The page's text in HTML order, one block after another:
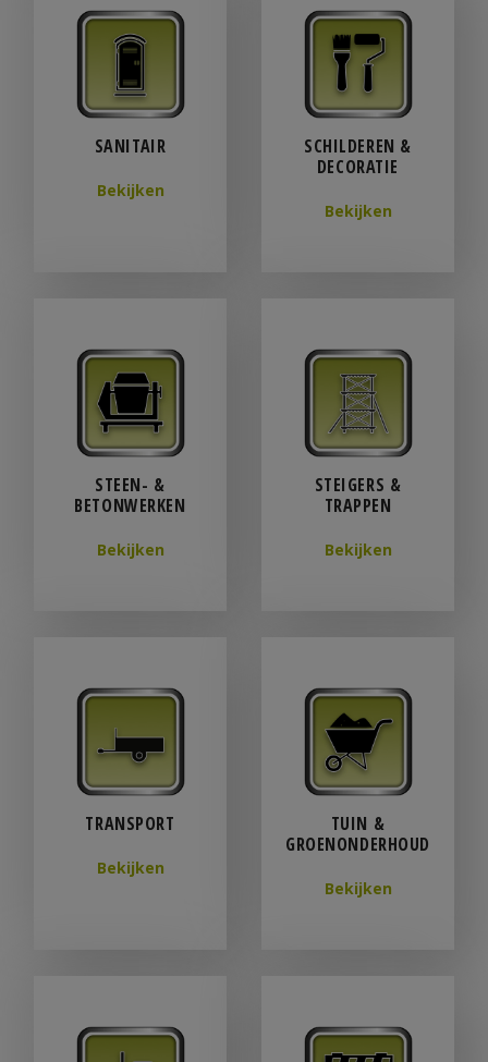
SANITAIR
Bekijken
SCHILDEREN &
DECORATIE
Bekijken
STEEN- &
BETONWERKEN
Bekijken
STEIGERS &
TRAPPEN
Bekijken
TRANSPORT
Bekijken
TUIN &
GROENONDERHOUD
Bekijken